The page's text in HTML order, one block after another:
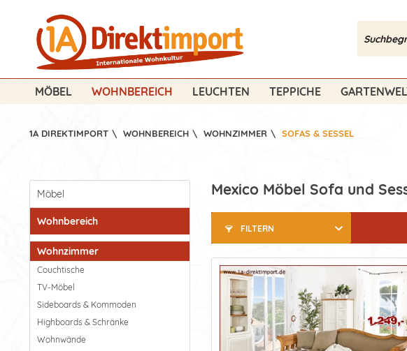
MÖBEL WOHNBEREICH LEUCHTEN TEPPICHE
1A DIREKTIMPORT \ WOHNBEREICH \ WOHNZIMMER \ SOFAS & SESSEL
Möbel
Wohnbereich
Wohnzimmer
Couchtische
TV-Möbel
Sideboards & Kommoden
Highboards & Schränke
Wohnwände
Mexico Möbel Sofa und
FILTERN